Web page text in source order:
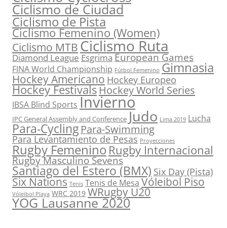
Ciclismo de Ciudad
Ciclismo de Pista
Ciclismo Femenino (Women)
Ciclismo MTBCiclismo Ruta
Diamond League EsgrimaEuropean Games
FINA World Championship Fútbol Femenino Gimnasia
Hockey Americano Hockey Europeo
Hockey FestivalsHockey World Series
IBSA Blind Sports Invierno
IPC General Assembly and Conference Judo Lima 2019 Lucha
Para-Cycling Para-Swimming
Para Levantamiento de Pesas Proyecciones
Rugby FemeninoRugby Internacional
Rugby Masculino Sevens
Santiago del Estero (BMX) Six Day (Pista)
Six Nations Tenis Tenis de Mesa Vóleibol Piso
Vóleibol Playa WRC 2019 WRugby U20
YOG Lausanne 2020